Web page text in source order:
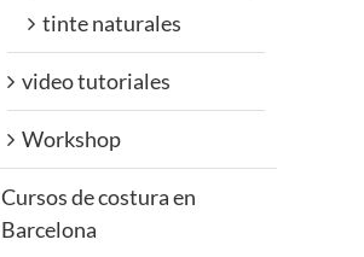
tinte naturales
video tutoriales
Workshop
Cursos de costura en
Barcelona